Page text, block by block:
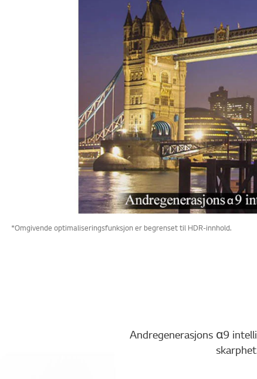
*Omgivende optimaliseringsfunksjon er begrenset til HDR-innhold.
Andregenerasjons α9